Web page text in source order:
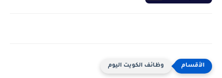
وظائف الكويت اليوم